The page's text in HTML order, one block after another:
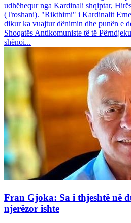
udhëhequr nga Kardinali shqiptar,
(Troshani). "Rikthimi" i Kardinalit
dikur ka vuajtur dënimin dhe punën e
Shoqatës Antikomuniste të të
shënoi...
Fran Gjoka: Sa i thjeshtë në
njerëzor ishte